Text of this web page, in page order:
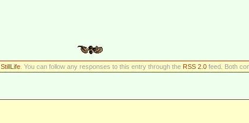
StillLife. You can follow any responses to this entry through the RSS 2.0feed. Both